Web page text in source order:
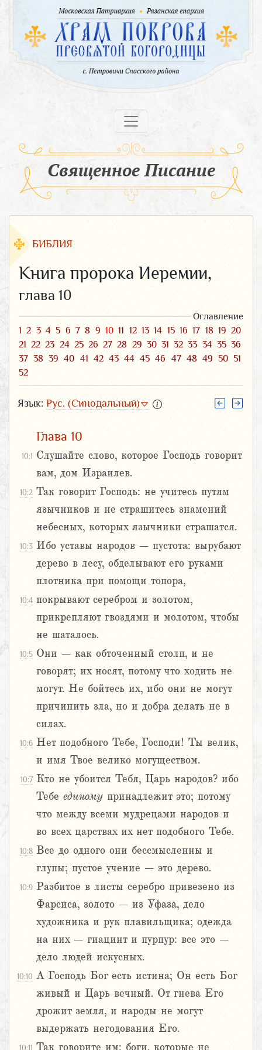
Священное Писание
БИБЛИЯ
Книга пророка Иеремии,
глава 10
Оглавление
1 2 3 4 5 6 7 8 9 10 11 12 13 14 15 16 17 18 19 20
21 22 23 24 25 26 27 28 29 30 31 32 33 34 35 36
37 38 39 40 41 42 43 44 45 46 47 48 49 50 51
52
Язык: Рус. (Синодальный)
Глава 10
10:1 Слушайте слово, которое Господь говорит
вам, дом Израилев.
10:2 Так говорит Господь: не учитесь путям
язычников и не страшитесь знамений
небесных, которых язычники страшатся.
10:3 Ибо уставы народов – пустота: вырубают
дерево в лесу, обделывают его руками
плотника при помощи топора,
10:4 покрывают серебром и золотом,
прикрепляют гвоздями и молотом, чтобы
не шаталось.
10:5 Они – как обточенный столп, и не
говорят; их носят, потому что ходить не
могут. Не бойтесь их, ибо они не могут
причинить зла, но и добра делать не в
силах.
10:6 Нет подобного Тебе, Господи! Ты велик,
и имя Твое велико могуществом.
10:7 Кто не убоится Тебя, Царь народов? ибо
Тебе единому принадлежит это; потому
что между всеми мудрецами народов и
во всех царствах их нет подобного Тебе.
10:8 Все до одного они бессмысленны и
глупы; пустое учение – это дерево.
10:9 Разбитое в листы серебро привезено из
Фарсиса, золото – из Уфаза, дело
художника и рук плавильщика; одежда
на них – гиацинт и пурпур: все это –
дело людей искусных.
10:10 А Господь Бог есть истина; Он есть Бог
живый и Царь вечный. От гнева Его
дрожит земля, и народы не могут
выдержать негодования Его.
10:11 Так говорите им: боги, которые не